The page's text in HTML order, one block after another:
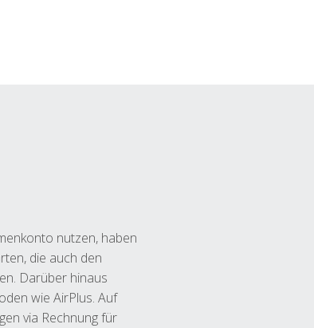
nutzen, haben
die auch den
Darüber hinaus
wie AirPlus. Auf
via Rechnung für